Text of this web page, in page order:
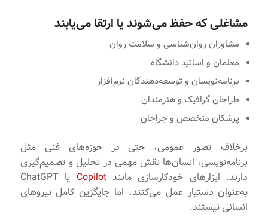
مشاغلی که حفظ می‌شوند یا ارتقا می‌یابند
مشاوران روان‌شناسی و سلامت روان
معلمان و اساتید دانشگاه
برنامه‌نویسان و توسعه‌دهندگان نرم‌افزار
طراحان گرافیک و هنرمندان
پزشکان متخصص و جراحان
برخلاف تصور عمومی، حتی در حوزه‌های فنی مثل
برنامه‌نویسی، انسان‌ها نقش مهمی در تحلیل و تصمیم‌گیری
دارند. ابزارهای خودکارسازی مانندCopilot
یا ChatGPT
به‌عنوان دستیار عمل می‌کنند، اما جایگزین کامل نیروهای
انسانی نیستند.